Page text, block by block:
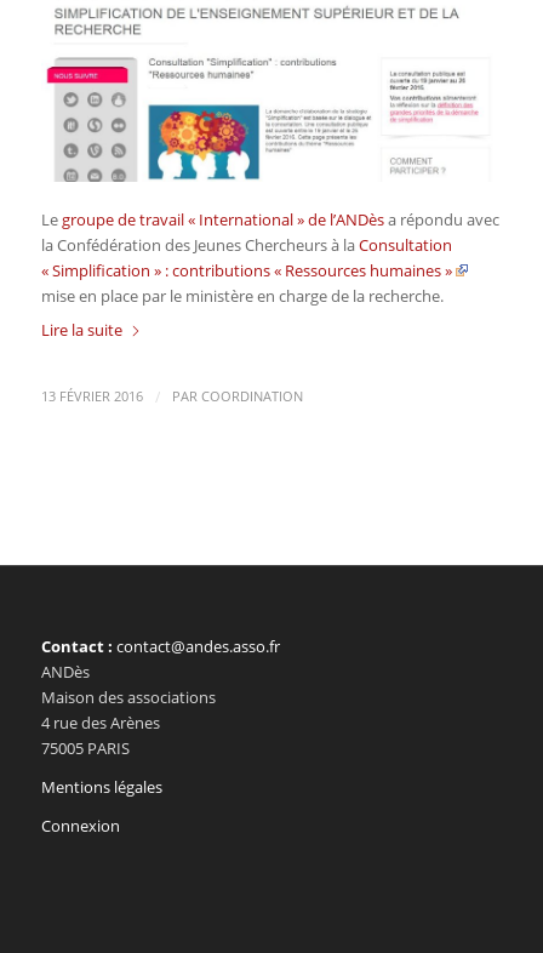
Legroupe de travail « International » de l’ANDèsa répondu avec
la Confédération des Jeunes Chercheurs à laConsultation
« Simplification » : contributions « Ressources humaines »
mise en place par le ministère en charge de la recherche.
Lire la suite
13 FÉVRIER 2016 / PAR COORDINATION
Contact : contact@andes.asso.fr
ANDès
Maison des associations
4 rue des Arènes
75005 PARIS
Mentions légales
Connexion